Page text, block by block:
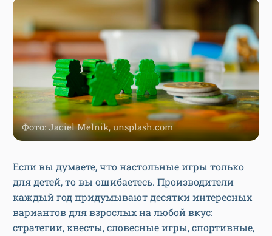
Фото: Jaciel Melnik, unsplash.com
Если вы думаете, что настольные игры только
для детей, то вы ошибаетесь. Производители
каждый год придумывают десятки интересных
вариантов для взрослых на любой вкус:
стратегии, квесты, словесные игры, спортивные,